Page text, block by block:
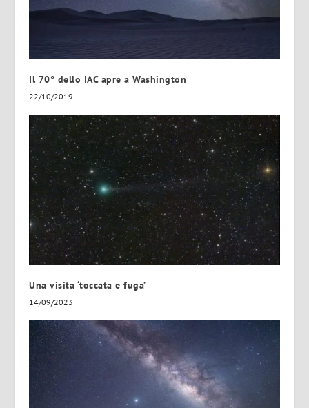
Il 70° dello IAC apre a Washington
22/10/2019
Una visita ‘toccata e fuga’
14/09/2023